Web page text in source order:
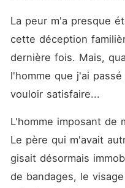
La peur m'a presque
cette déception
dernière fois. Mais,
l'homme que j'ai
vouloir satisfaire...
L'homme imposant de
Le père qui m'avait
gisait désormais
de bandages, le